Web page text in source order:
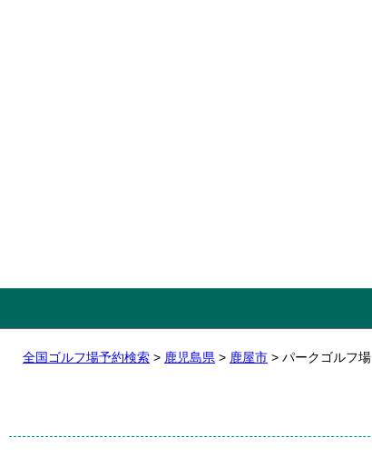
全国ゴルフ場予約検索 > 鹿児島県 > 鹿屋市 > パークゴルフ場